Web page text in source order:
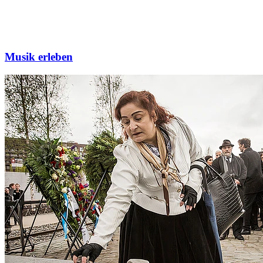
Musik erleben